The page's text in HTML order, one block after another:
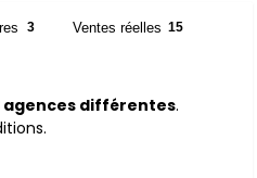
3 Ventes réelles 15
agences différentes.